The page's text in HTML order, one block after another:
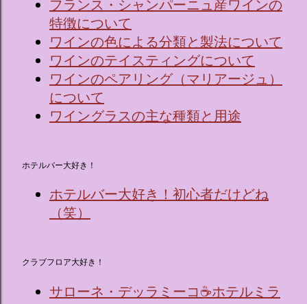
フランス・シャンパーニュ産ワインの
特徴について
ワインの色による分類と製法について
ワインのテイスティングについて
ワインのペアリング（マリアージュ）
について
ワイングラスの主な種類と用途
ホテルバー大好き！
ホテルバー大好き！初心者だけどね
（笑）
クラブフロア大好き！
サローネ・デッラミーコ☕ホテルミラ